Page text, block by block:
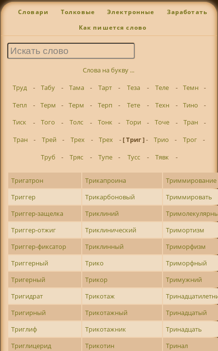
Словари Толковые Электронные Заработать
Как пишется слово
Слова на букву ...
Труд
- Табу - Тама - Тарт - Теза - Теле - Темн
-
Тепл
- Терм - Терм - Терп - Тете - Техн - Тино
-
Тиск
- Того - Толс - Тонк - Тори - Точе - Тран
-
Тран
- Трей - Трех - Трех - [ Триг ]- Трио - Трог
-
Труб
- Тряс - Тупе - Тусс - Тявк -
Тригатрон Трикапроина
Триммирование
Триггер
Трикарбоновый
Триммировать
Триггер-защелка
Триклиний
Триггер-отжиг
Триклинический
Тримортизм
Триггер-фиксатор
Триклинный
Триморфизм
Триггерный
Трико
Триморфный
Тригерный
Трикор
Тримужний
Тригидрат
Трикотаж
Тригирный
Трикотажный
Тринадцатый
Триглиф
Трикотажник
Тринадцать
Триглицерид
Трикотин
Тринал